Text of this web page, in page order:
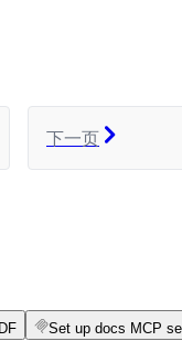
下一页
Set up docs MCP